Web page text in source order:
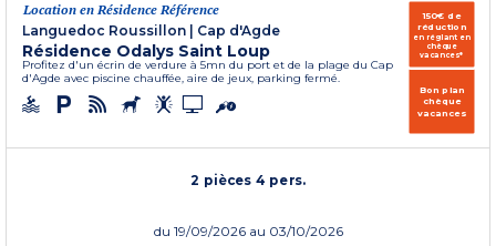
Location en Résidence Référence
Languedoc Roussillon
Cap d'Agde
Résidence Odalys Saint Loup
Profitez d'un écrin de verdure à 5mn du port et de la plage du Cap
d'Agde avec piscine chauffée, aire de jeux, parking fermé.
150€ de
réduction
en réglant en
chèque
vacances*
Bon plan
chèque
vacances
2 pièces 4 pers.
du 19/09/2026 au 03/10/2026